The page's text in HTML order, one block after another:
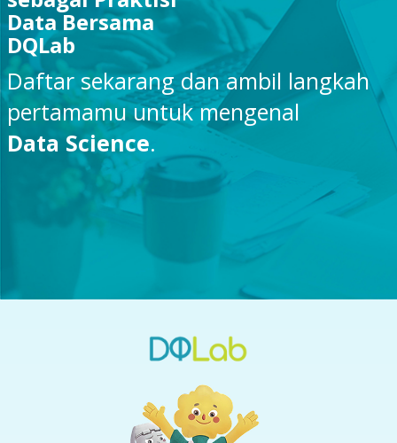
Data Bersama
DQLab
Daftar sekarang dan ambil langkah
pertamamu untuk mengenal
Data Science.